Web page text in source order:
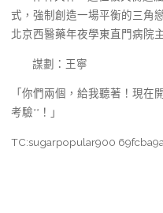
式，強制創造一場平衡的三角
北京西醫藥年夜學東直門病院
謀劃：王寧
「你們兩個，給我聽著！現在
考驗**！」
TC:sugarpopular900